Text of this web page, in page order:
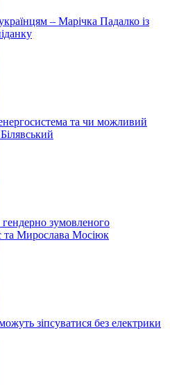
– Марічка Падалко із
та чи можливий
зумовленого
та Мирослава Мосіюк
зіпсуватися без електрики